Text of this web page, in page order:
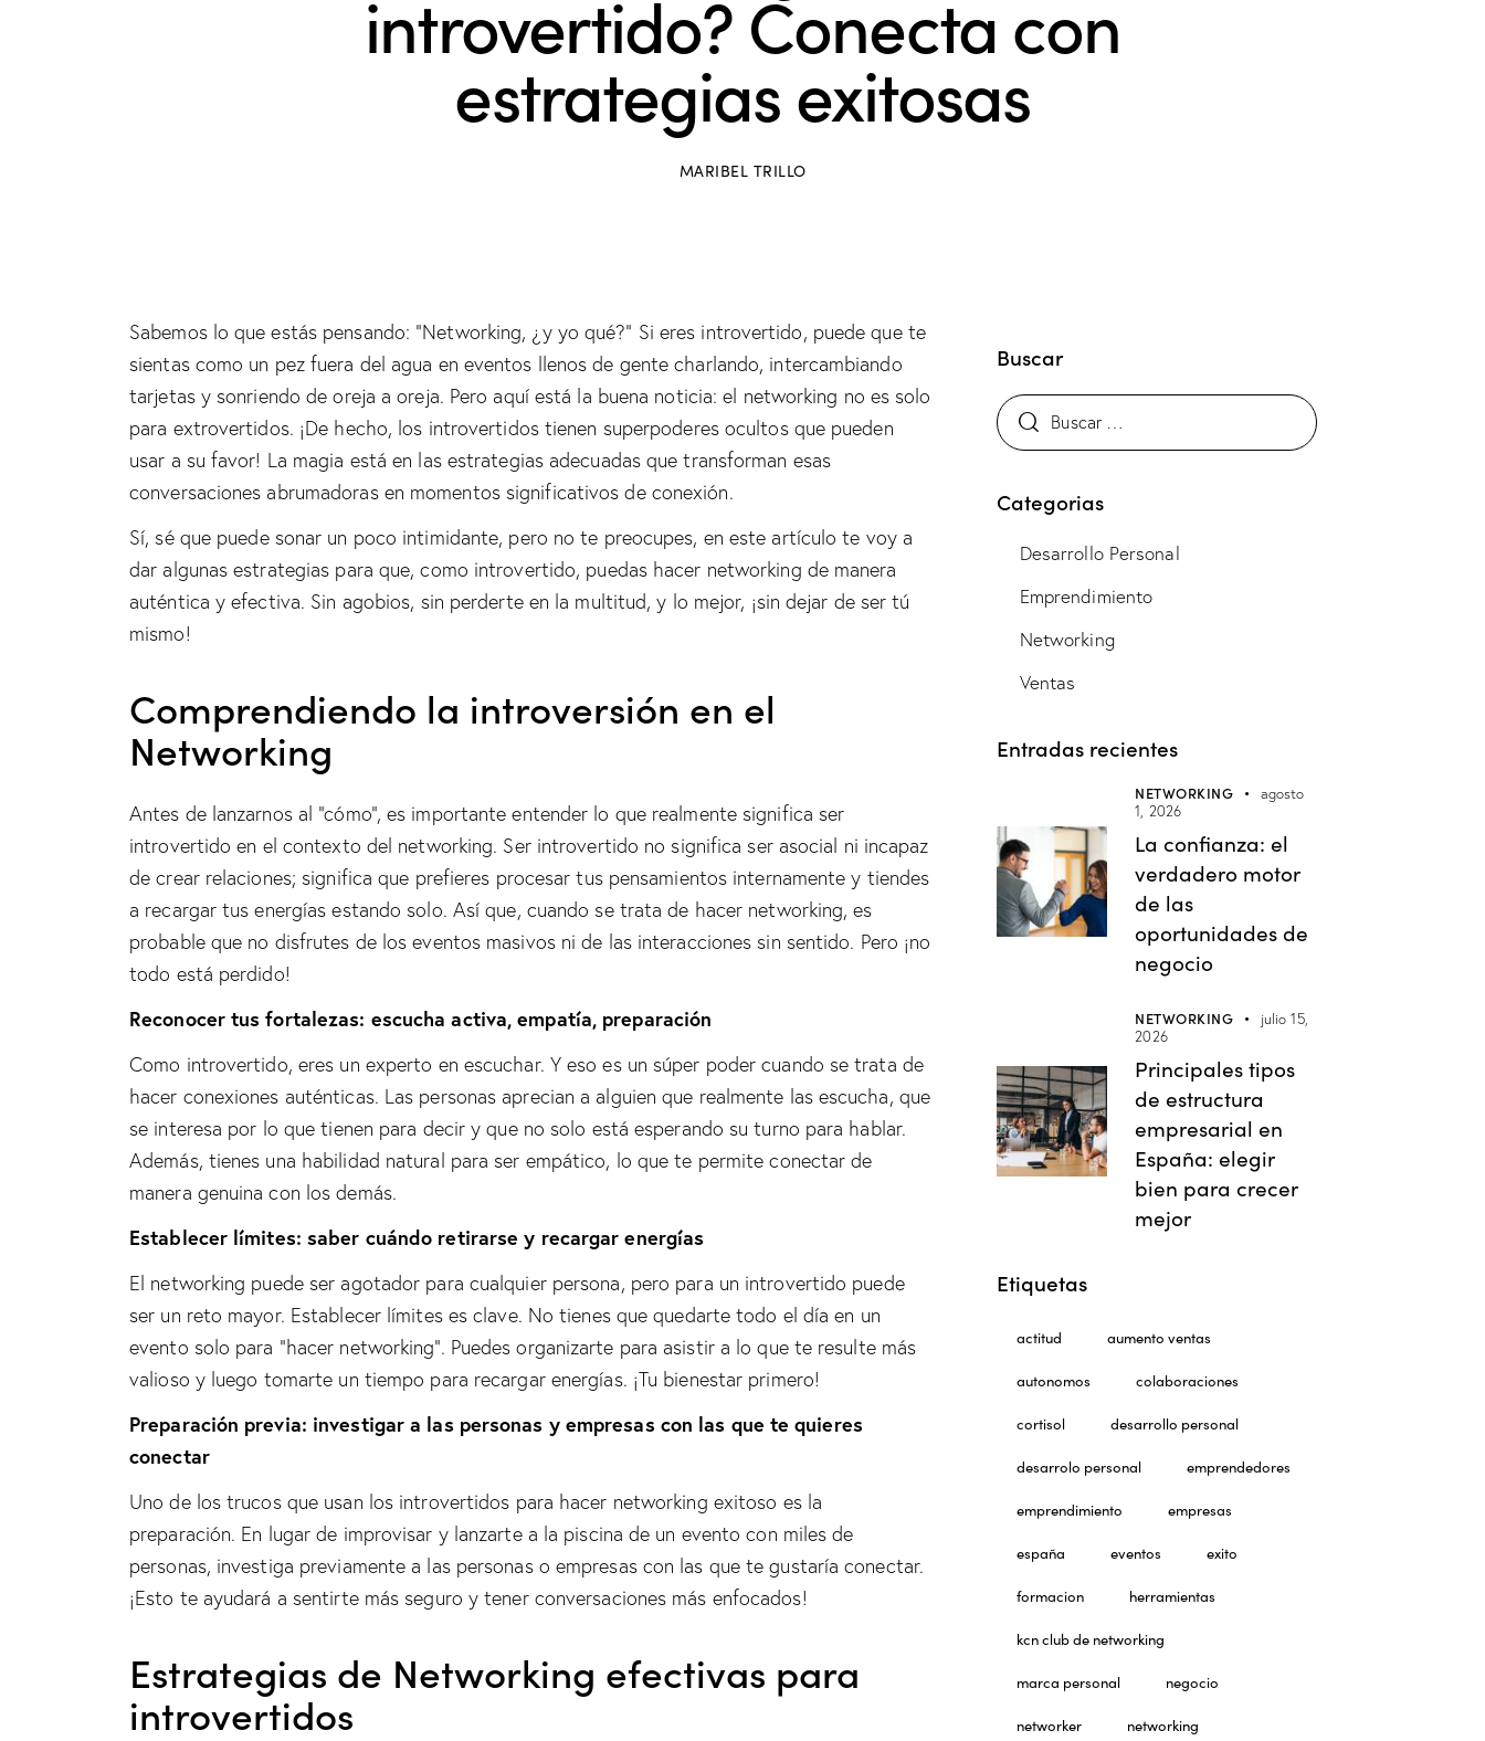
introvertido? Conecta con
estrategias exitosas
MARIBEL TRILLO
Sabemos lo que estás pensando: “Networking, ¿y yo qué?” Si eres introvertido, puede que te
sientas como un pez fuera del agua en eventos llenos de gente charlando, intercambiando
tarjetas y sonriendo de oreja a oreja. Pero aquí está la buena noticia: el networking no es solo
para extrovertidos. ¡De hecho, los introvertidos tienen superpoderes ocultos que pueden
usar a su favor! La magia está en las estrategias adecuadas que transforman esas
conversaciones abrumadoras en momentos significativos de conexión.
Sí, sé que puede sonar un poco intimidante, pero no te preocupes, en este artículo te voy a
dar algunas estrategias para que, como introvertido, puedas hacer networking de manera
auténtica y efectiva. Sin agobios, sin perderte en la multitud, y lo mejor, ¡sin dejar de ser tú
mismo!
Comprendiendo la introversión en el
Networking
Antes de lanzarnos al “cómo”, es importante entender lo que realmente significa ser
introvertido en el contexto del networking. Ser introvertido no significa ser asocial ni incapaz
de crear relaciones; significa que prefieres procesar tus pensamientos internamente y tiendes
a recargar tus energías estando solo. Así que, cuando se trata de hacer networking, es
probable que no disfrutes de los eventos masivos ni de las interacciones sin sentido. Pero ¡no
todo está perdido!
Reconocer tus fortalezas: escucha activa, empatía, preparación
Como introvertido, eres un experto en escuchar. Y eso es un súper poder cuando se trata de
hacer conexiones auténticas. Las personas aprecian a alguien que realmente las escucha, que
se interesa por lo que tienen para decir y que no solo está esperando su turno para hablar.
Además, tienes una habilidad natural para ser empático, lo que te permite conectar de
manera genuina con los demás.
Establecer límites: saber cuándo retirarse y recargar energías
El networking puede ser agotador para cualquier persona, pero para un introvertido puede
ser un reto mayor. Establecer límites es clave. No tienes que quedarte todo el día en un
evento solo para “hacer networking”. Puedes organizarte para asistir a lo que te resulte más
valioso y luego tomarte un tiempo para recargar energías. ¡Tu bienestar primero!
Preparación previa: investigar a las personas y empresas con las que te quieres
conectar
Uno de los trucos que usan los introvertidos para hacer networking exitoso es la
preparación. En lugar de improvisar y lanzarte a la piscina de un evento con miles de
personas, investiga previamente a las personas o empresas con las que te gustaría conectar.
¡Esto te ayudará a sentirte más seguro y tener conversaciones más enfocados!
Estrategias de Networking efectivas para
introvertidos
Buscar
Categorias
Desarrollo Personal
Emprendimiento
Networking
Ventas
Entradas recientes
NETWORKING
agosto
1, 2026
La confianza: el
verdadero motor
de las
oportunidades de
negocio
NETWORKING
julio 15,
2026
Principales tipos
de estructura
empresarial en
España: elegir
bien para crecer
mejor
Etiquetas
actitud aumento ventas
autonomos colaboraciones
cortisol desarrollo personal
desarrolo personal emprendedores
emprendimiento empresas
españa eventos exito
formacion herramientas
kcn club de networking
marca personal negocio
networker networking